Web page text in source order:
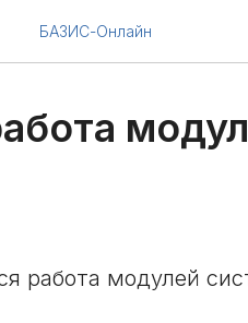
БАЗИС-Онлайн
работа модулей